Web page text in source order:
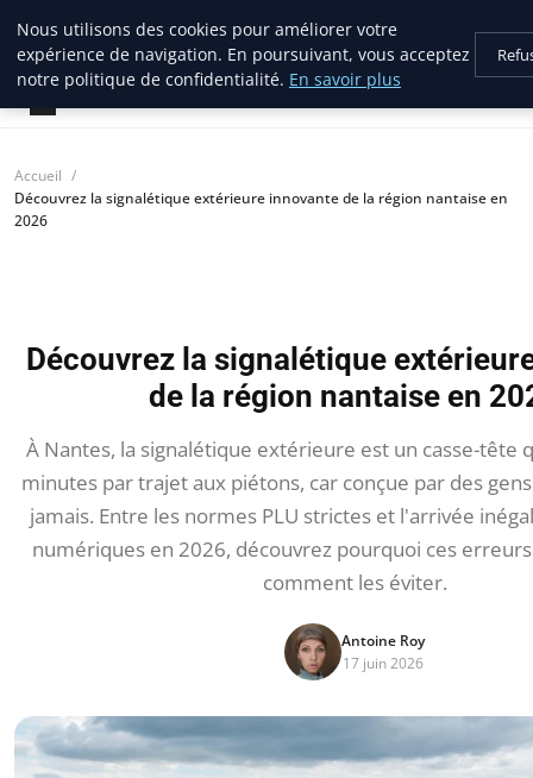
lostpages
BUSINESS INSIGHTS
Accueil
Découvrez la signalétique extérieure innovante de la région nantaise en
2026
Découvrez la signalétique
de la région nantaise en
À Nantes, la signalétique extérieure est un casse-tête
minutes par trajet aux piétons, car conçue par des
jamais. Entre les normes PLU strictes et l'arrivée
numériques en 2026, découvrez pourquoi ces
comment les éviter.
Antoine Roy
17 juin 2026
Nous utilisons des cookies pour améliorer votre
expérience de navigation. En poursuivant, vous acceptez
notre politique de confidentialité. En savoir plus